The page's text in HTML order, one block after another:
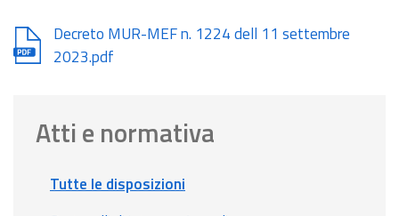
Document
Decreto MUR-MEF n. 1224 dell 11 settembre
2023.pdf
Atti e normativa
Tutte le disposizioni